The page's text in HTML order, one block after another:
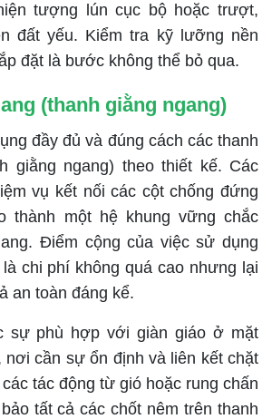
tượng lún cục bộ hoặc trượt,
đất yếu. Kiểm tra kỹ lưỡng nền
đặt là bước không thể bỏ qua.
(thanh giằng ngang)
đầy đủ và đúng cách các thanh
giằng ngang) theo thiết kế. Các
vụ kết nối các cột chống đứng
thành một hệ khung vững chắc
Điểm cộng của việc sử dụng
chi phí không quá cao nhưng lại
an toàn đáng kể.
phù hợp với giàn giáo ở mặt
nơi cần sự ổn định và liên kết chặt
tác động từ gió hoặc rung chấn
tất cả các chốt nêm trên thanh